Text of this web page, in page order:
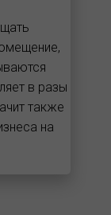
в разы
также
на